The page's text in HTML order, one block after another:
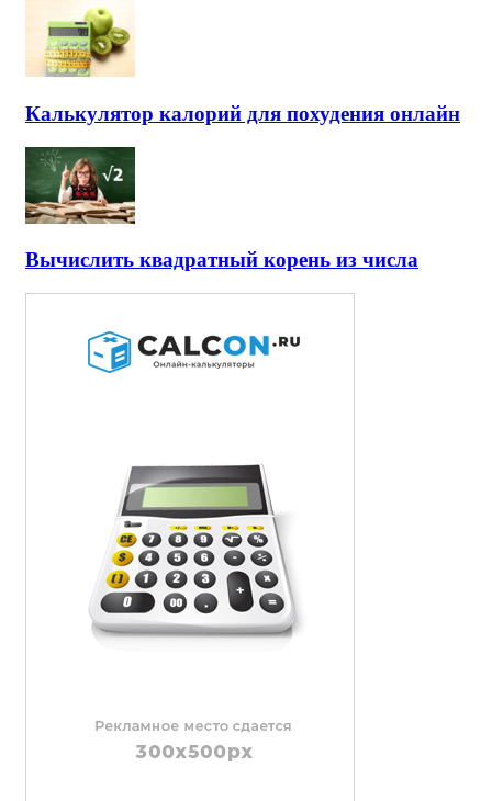
Калькулятор калорий для похудения онлайн
Вычислить квадратный корень из числа